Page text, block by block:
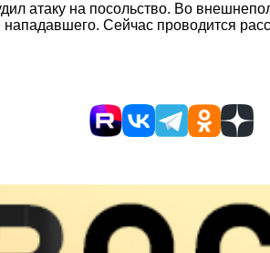
атаку на посольство. Во
Сейчас проводится